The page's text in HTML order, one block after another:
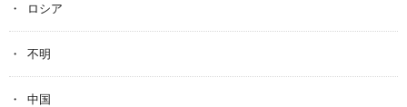
ロシア
不明
中国